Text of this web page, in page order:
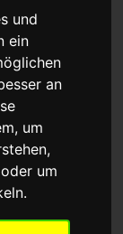
und
ein
an
um
um